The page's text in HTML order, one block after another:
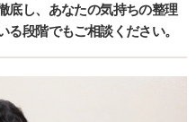
底し、あなたの気持ちの整理
段階でもご相談ください。